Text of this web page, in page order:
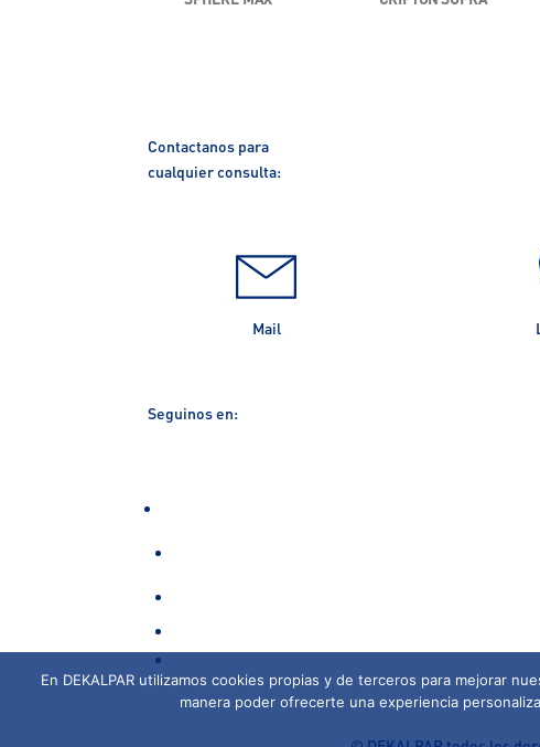
Contactanos para
cualquier consulta:
Mail
Seguinos en:
En DEKALPAR utilizamos cookies propias y de terceros para mejorar
manera poder ofrecerte una experiencia